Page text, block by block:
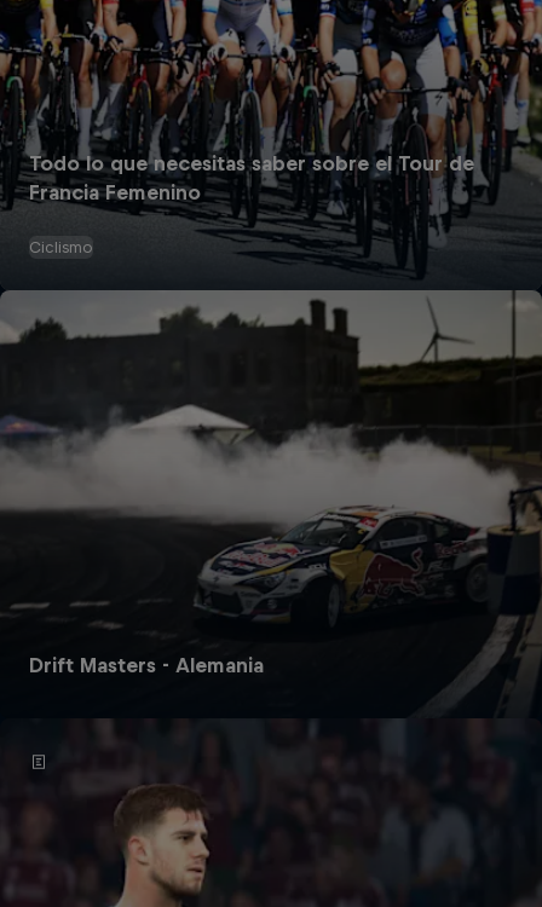
Todo lo que necesitas saber sobre el Tour de
Francia Femenino
Ciclismo
Drift Masters - Alemania